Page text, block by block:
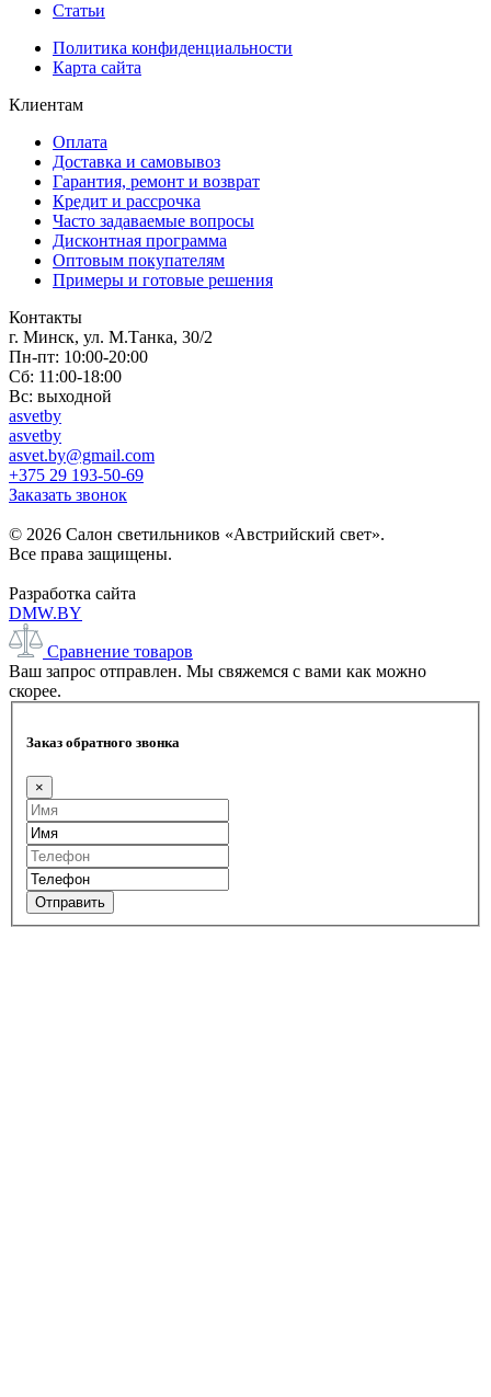
Статьи
Политика конфиденциальности
Карта сайта
Клиентам
Оплата
Доставка и самовывоз
Гарантия, ремонт и возврат
Кредит и рассрочка
Часто задаваемые вопросы
Дисконтная программа
Оптовым покупателям
Примеры и готовые решения
Контакты
г. Минск, ул. М.Танка, 30/2
Пн-пт: 10:00-20:00
Сб: 11:00-18:00
Вс: выходной
asvetby
asvetby
asvet.by@gmail.com
+375 29 193-50-69
Заказать звонок
© 2026 Салон светильников «Австрийский свет».
Все права защищены.
Разработка сайта
DMW.BY
Сравнение товаров
Ваш запрос отправлен. Мы свяжемся с вами как можно
скорее.
Заказ обратного звонка
×
Отправить